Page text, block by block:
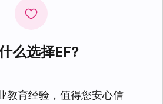
么选择EF?
教育经验，值得您安心信